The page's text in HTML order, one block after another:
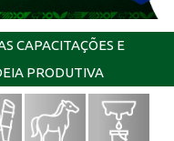
CAPACITAÇÕES E
PRODUTIVA